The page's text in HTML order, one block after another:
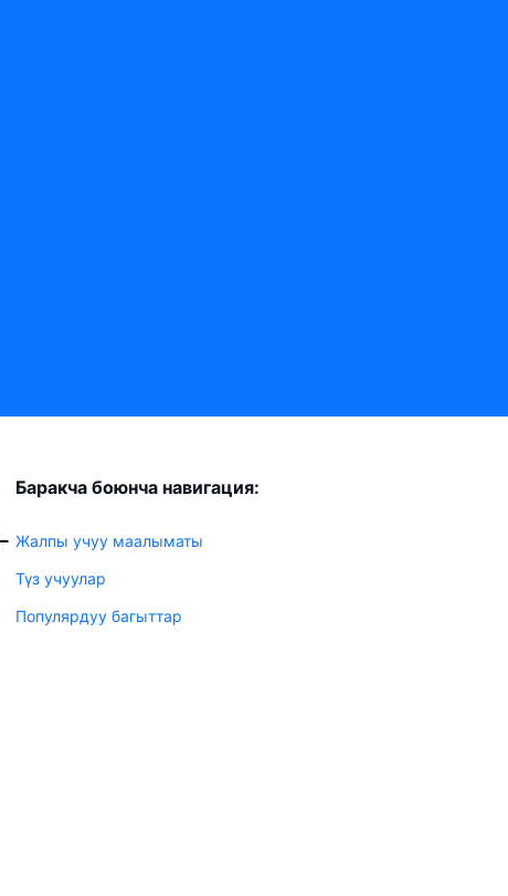
Баракча боюнча навигация:
Жалпы учуу маалыматы
Түз учуулар
Популярдуу багыттар